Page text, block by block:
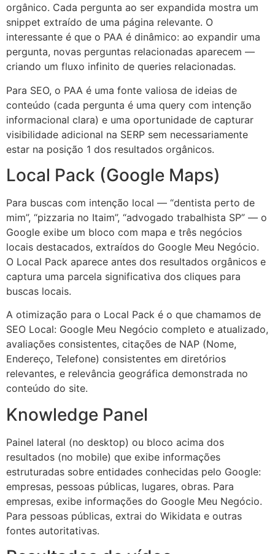
orgânico. Cada pergunta ao ser expandida mostra um
snippet extraído de uma página relevante. O
interessante é que o PAA é dinâmico: ao expandir uma
pergunta, novas perguntas relacionadas aparecem —
criando um fluxo infinito de queries relacionadas.
Para SEO, o PAA é uma fonte valiosa de ideias de
conteúdo (cada pergunta é uma query com intenção
informacional clara) e uma oportunidade de capturar
visibilidade adicional na SERP sem necessariamente
estar na posição 1 dos resultados orgânicos.
Local Pack (Google Maps)
Para buscas com intenção local — “dentista perto de
mim”, “pizzaria no Itaim”, “advogado trabalhista SP” — o
Google exibe um bloco com mapa e três negócios
locais destacados, extraídos do Google Meu Negócio.
O Local Pack aparece antes dos resultados orgânicos e
captura uma parcela significativa dos cliques para
buscas locais.
A otimização para o Local Pack é o que chamamos de
SEO Local: Google Meu Negócio completo e atualizado,
avaliações consistentes, citações de NAP (Nome,
Endereço, Telefone) consistentes em diretórios
relevantes, e relevância geográfica demonstrada no
conteúdo do site.
Knowledge Panel
Painel lateral (no desktop) ou bloco acima dos
resultados (no mobile) que exibe informações
estruturadas sobre entidades conhecidas pelo Google:
empresas, pessoas públicas, lugares, obras. Para
empresas, exibe informações do Google Meu Negócio.
Para pessoas públicas, extrai do Wikidata e outras
fontes autoritativas.